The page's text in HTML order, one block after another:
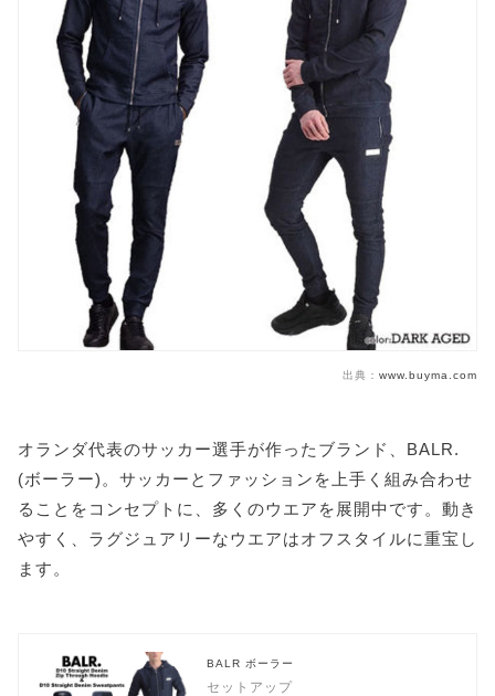
出典： www.buyma.com
オランダ代表のサッカー選手が作ったブランド、BALR.
(ボーラー)。サッカーとファッションを上手く組み合わせ
ることをコンセプトに、多くのウエアを展開中です。動き
やすく、ラグジュアリーなウエアはオフスタイルに重宝し
ます。
BALR ボーラー
セットアップ